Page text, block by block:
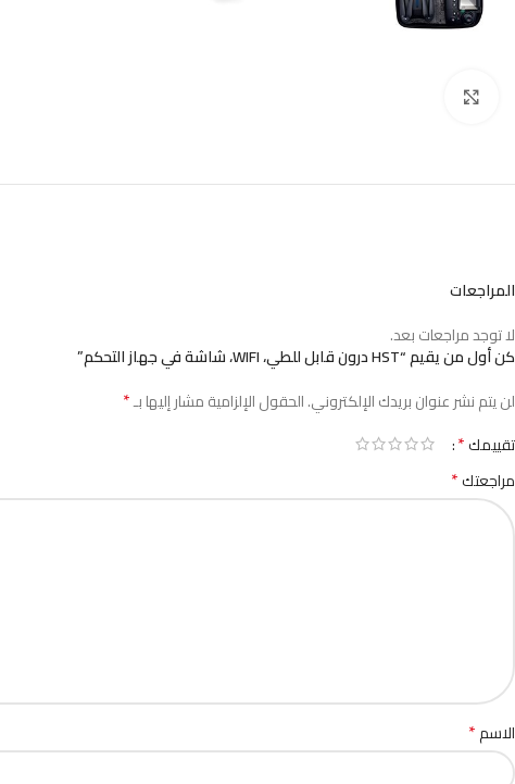
المراجعات
لا توجد مراجعات بعد.
كن أول من يقيم “HST درون قابل للطي، WIFI، شاشة في جهاز التحكم”
لن يتم نشر عنوان بريدك الإلكتروني.الحقول الإلزامية مشار إليها بـ*
تقييمك*
مراجعتك*
الاسم*